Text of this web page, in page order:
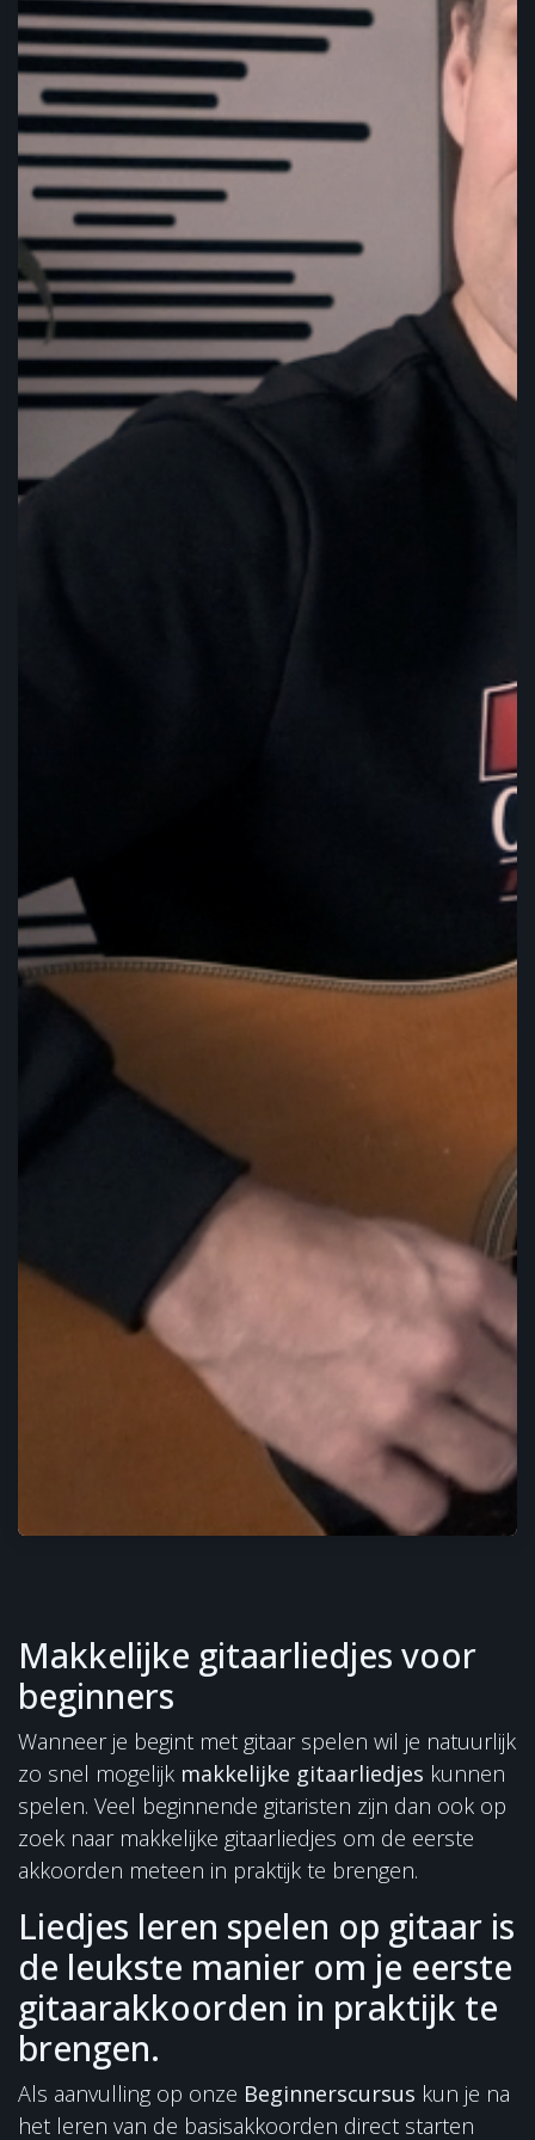
Makkelijke gitaarliedjes voor
beginners
Wanneer je begint met gitaar spelen wil je natuurlijk
zo snel mogelijk makkelijke gitaarliedjes kunnen
spelen. Veel beginnende gitaristen zijn dan ook op
zoek naar makkelijke gitaarliedjes om de eerste
akkoorden meteen in praktijk te brengen.
Liedjes leren spelen op gitaar is
de leukste manier om je eerste
gitaarakkoorden in praktijk te
brengen.
Als aanvulling op onze Beginnerscursus kun je na
het leren van de basisakkoorden direct starten